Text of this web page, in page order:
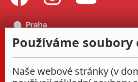
Používáme soubory
Naše webové stránky (v